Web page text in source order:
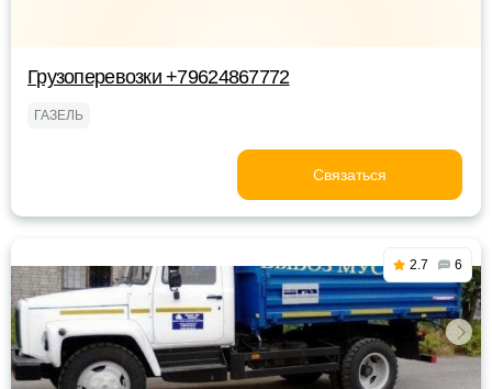
Грузоперевозки +79624867772
ГАЗЕЛЬ
Связаться
2.7 6